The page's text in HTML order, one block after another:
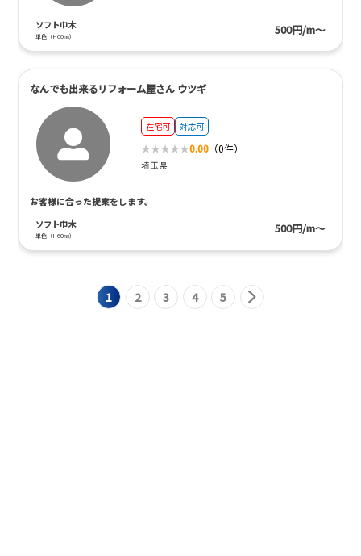
ソフト巾木
単色（H60㎜） 500円/m～
なんでも出来るリフォーム屋さん ウツギ
在宅可 対応可
0.00 （0件）
埼玉県
お客様に合った提案をします。
ソフト巾木
単色（H60㎜） 500円/m～
1 2 3 4 5